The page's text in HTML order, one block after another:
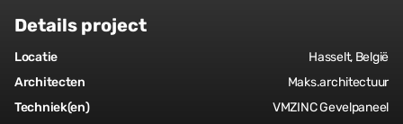
Details project
Locatie
Hasselt, België
Architecten
Maks.architectuur
Techniek(en)
VMZINC Gevelpaneel